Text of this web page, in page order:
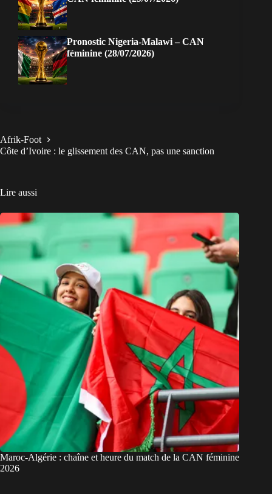
Pronostic Nigeria-Malawi – CAN
féminine (28/07/2026)
Afrik-Foot
Côte d’Ivoire : le glissement des CAN, pas une sanction
Lire aussi
Maroc-Algérie : chaîne et heure du match de la CAN féminine
2026